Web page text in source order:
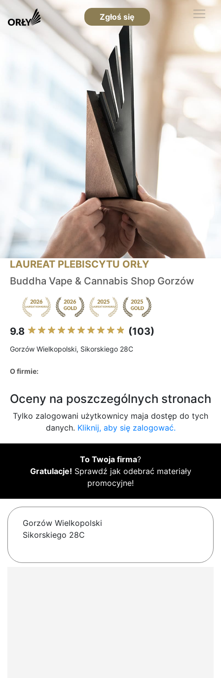
Zgłoś się
LAUREAT PLEBISCYTU ORŁY
Buddha Vape & Cannabis Shop Gorzów
9.8 (103)
Gorzów Wielkopolski, Sikorskiego 28C
O firmie:
Oceny na poszczególnych stronach
Tylko zalogowani użytkownicy maja dostęp do tych
danych. Kliknij, aby się zalogować.
To Twoja firma?
Gratulacje! Sprawdź jak odebrać materiały
promocyjne!
Gorzów Wielkopolski
Sikorskiego 28C